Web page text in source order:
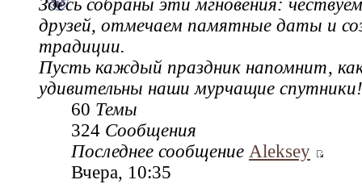
Здесь собраны эти мгновения:
друзей, отмечаем памятные даты и
традиции.
Пусть каждый праздник напомнит,
удивительны наши мурчащие спутники!
60 Темы
324 Сообщения
Последнее сообщение Aleksey
Вчера, 10:35